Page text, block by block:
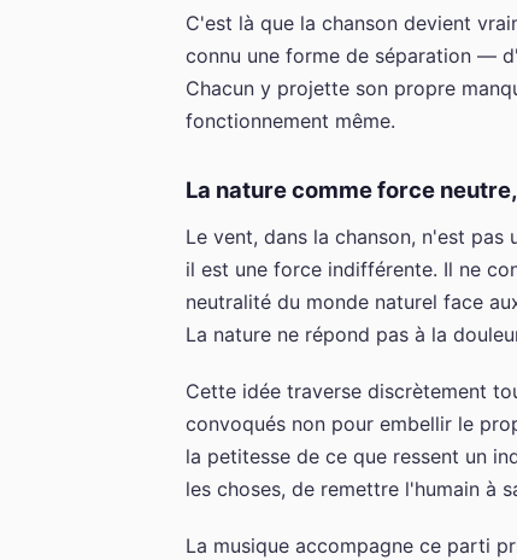
C'est là que la chanson devient
connu une forme de séparation —
Chacun y projette son propre
fonctionnement même.
La nature comme force
Le vent, dans la chanson, n'est
il est une force indifférente. Il ne
neutralité du monde naturel face
La nature ne répond pas à la
Cette idée traverse discrètement
convoqués non pour embellir le
la petitesse de ce que ressent un
les choses, de remettre l'humain à
La musique accompagne ce parti